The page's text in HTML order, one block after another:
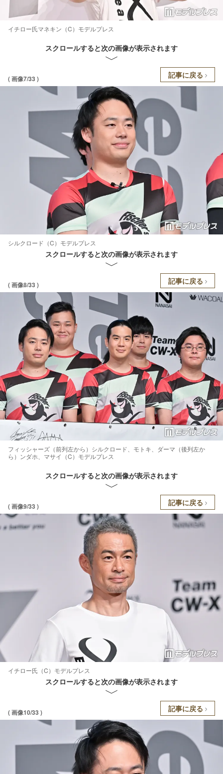
イチロー氏マネキン（C）モデルプレス
スクロールすると次の画像が表示されます
( 画像7/33 ) 記事に戻る
シルクロード（C）モデルプレス
スクロールすると次の画像が表示されます
( 画像8/33 ) 記事に戻る
フィッシャーズ（前列左から）シルクロード、モトキ、ダーマ（後列左か
ら）ンダホ、マサイ（C）モデルプレス
スクロールすると次の画像が表示されます
( 画像9/33 ) 記事に戻る
イチロー氏（C）モデルプレス
スクロールすると次の画像が表示されます
( 画像10/33 ) 記事に戻る